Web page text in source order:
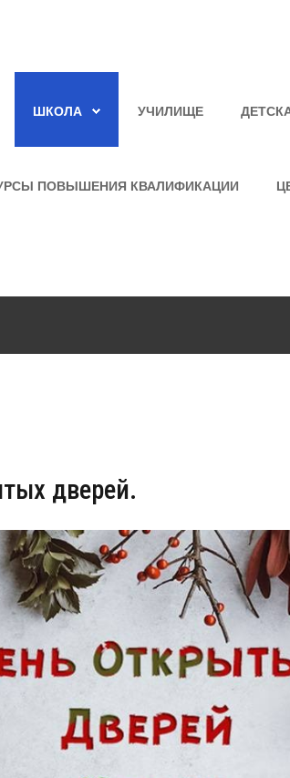
ШКОЛА УЧИЛИЩЕ
ПОВЫШЕНИЯ КВАЛИФИКАЦИИ
дверей.